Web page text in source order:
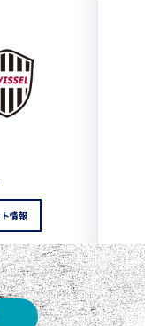
情報